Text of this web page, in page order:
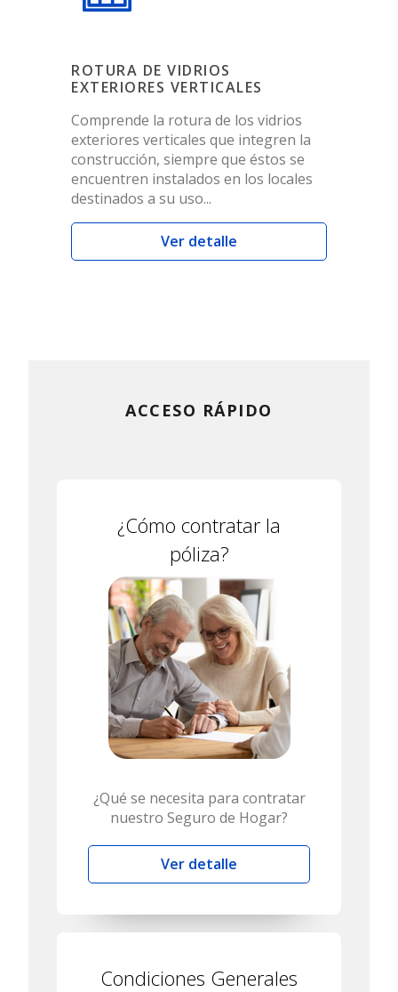
ROTURA DE VIDRIOS
EXTERIORES VERTICALES
Comprende la rotura de los vidrios
exteriores verticales que integren la
construcción, siempre que éstos se
encuentren instalados en los locales
destinados a su uso...
Ver detalle
ACCESO RÁPIDO
¿Cómo contratar la
póliza?
¿Qué se necesita para contratar
nuestro Seguro de Hogar?
Ver detalle
Condiciones Generales